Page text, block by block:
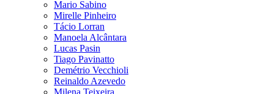
Mario Sabino
Mirelle Pinheiro
Tácio Lorran
Manoela Alcântara
Lucas Pasin
Tiago Pavinatto
Demétrio Vecchioli
Reinaldo Azevedo
Milena Teixeira